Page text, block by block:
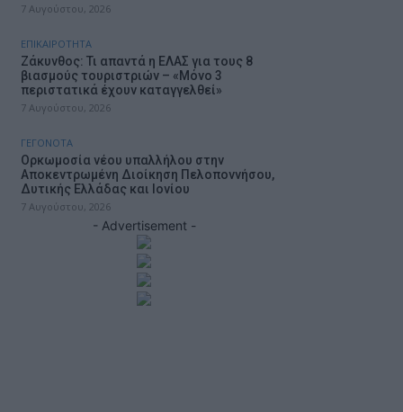
7 Αυγούστου, 2026
ΕΠΙΚΑΙΡΟΤΗΤΑ
Ζάκυνθος: Τι απαντά η ΕΛΑΣ για τους 8
βιασμούς τουριστριών – «Μόνο 3
περιστατικά έχουν καταγγελθεί»
7 Αυγούστου, 2026
ΓΕΓΟΝΟΤΑ
Ορκωμοσία νέου υπαλλήλου στην
Αποκεντρωμένη Διοίκηση Πελοποννήσου,
Δυτικής Ελλάδας και Ιονίου
7 Αυγούστου, 2026
- Advertisement -